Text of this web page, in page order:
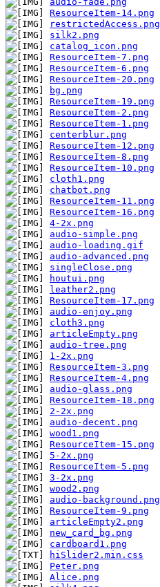
ResourceItem-14.png
restrictedAccess.png
silk2.png
catalog_icon.png
ResourceItem-7.png
ResourceItem-6.png
ResourceItem-20.png
bg.png
ResourceItem-19.png
ResourceItem-2.png
ResourceItem-1.png
centerblur.png
ResourceItem-12.png
ResourceItem-8.png
ResourceItem-10.png
cloth1.png
chatbot.png
ResourceItem-11.png
ResourceItem-16.png
4-2x.png
audio-simple.png
audio-loading.gif
audio-advanced.png
singleClose.png
houtui.png
leather2.png
ResourceItem-17.png
audio-enjoy.png
cloth3.png
articleEmpty.png
audio-tree.png
1-2x.png
ResourceItem-3.png
ResourceItem-4.png
audio-glass.png
ResourceItem-18.png
2-2x.png
audio-decent.png
wood1.png
ResourceItem-15.png
5-2x.png
ResourceItem-5.png
3-2x.png
wood2.png
audio-background.png
ResourceItem-9.png
articleEmpty2.png
new_card_bg.png
cardboard1.png
hiSlider2.min.css
Peter.png
Alice.png